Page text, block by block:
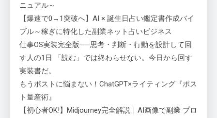
ニュアル～
【爆速で0→1突破へ】AI × 誕生日占い鑑定書作成バイ
ブル～稼ぎに特化した副業ネット占いビジネス
仕事OS実装完全版──思考・判断・行動を設計して回
す人の1日 「読む」では終わらせない。今日から回す
実装書だ。
もうポストに悩まない！ChatGPT×ライティング『ポス
ト量産術』
【初心者OK!】Midjourney完全解説｜AI画像で副業 プロ